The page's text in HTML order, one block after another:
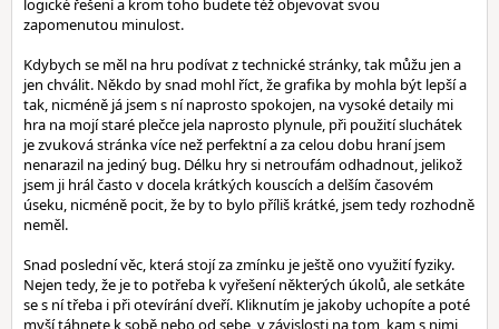
logické řešení a krom toho budete též objevovat svou
zapomenutou minulost.
Kdybych se měl na hru podívat z technické stránky, tak můžu jen a
jen chválit. Někdo by snad mohl říct, že grafika by mohla být lepší a
tak, nicméně já jsem s ní naprosto spokojen, na vysoké detaily mi
hra na mojí staré plečce jela naprosto plynule, při použití sluchátek
je zvuková stránka více než perfektní a za celou dobu hraní jsem
nenarazil na jediný bug. Délku hry si netroufám odhadnout, jelikož
jsem ji hrál často v docela krátkých kouscích a delším časovém
úseku, nicméně pocit, že by to bylo příliš krátké, jsem tedy rozhodně
neměl.
Snad poslední věc, která stojí za zmínku je ještě ono využití fyziky.
Nejen tedy, že je to potřeba k vyřešení některých úkolů, ale setkáte
se s ní třeba i při otevírání dveří. Kliknutím je jakoby uchopíte a poté
myší táhnete k sobě nebo od sebe, v závislosti na tom, kam s nimi